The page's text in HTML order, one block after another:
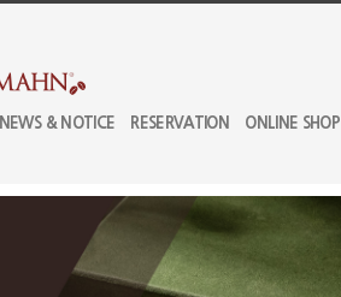
NEWS & NOTICE RESERVATION ONLINE SHOP